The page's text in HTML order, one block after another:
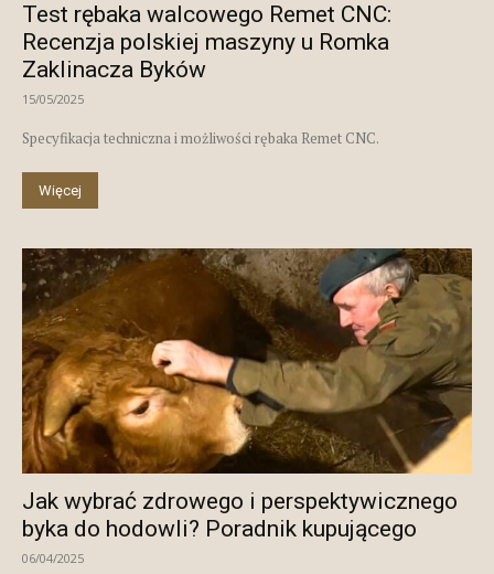
Test rębaka walcowego Remet CNC:
Recenzja polskiej maszyny u Romka
Zaklinacza Byków
15/05/2025
Specyfikacja techniczna i możliwości rębaka Remet CNC.
Więcej
Jak wybrać zdrowego i perspektywicznego
byka do hodowli? Poradnik kupującego
06/04/2025